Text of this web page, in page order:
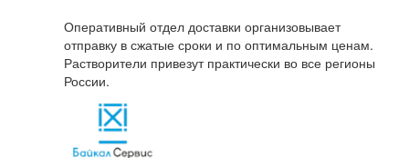
Оперативный отдел доставки организовывает
отправку в сжатые сроки и по оптимальным ценам.
Растворители привезут практически во все регионы
России.